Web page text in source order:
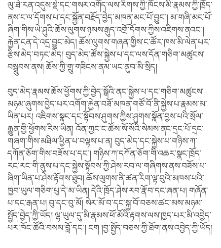
ལུ་ཐེ་རན་འདུས་སྡེ་དང་གསར་འགོད་ལས་རིགས་ཀྱི་ཁོངས་མི་རྣམས་ཀྱི་ཁྲོད་
ནས་ང་ལ་དོགས་པ་དང་སྐྱོན་བརྗོད་བྱེད་མཁན་མང་པོ་བྱུང་། མ་གཞི་མང་པོ་
ཞིག་གིས་ཡེ་ཤུའི་ཆོས་ལུགས་ཉམས་རྒུད་འགྲོ་དོགས་ཀྱིས་འཇིགས་ནའང་།
རྐྱེན་ངན་དེ་འདྲ་བྱུང་མེད། ཆོས་ལུགས་གཞན་གྱིས་ང་ཚོར་ཁས་མི་ལེན་པར་
རྩིས་མེད་བཏང་མེད། བུད་མེད་ཚོས་སྐྱེས་པ་དང་ལས་དོན་གཅིག་མཚུངས་
བསྒྲུབས་ནས། ཆོས་ཀྱི་གྲུ་གཟིངས་ནམ་ཡང་ནུབ་མི་སྲིད།
བུད་མེད་རྣམས་ཆོས་ཕྱོགས་ཀྱི་བྱེད་སྒོའི་ནང་སྐྱེས་པ་དང་གཅིག་མཚུངས་
མཉམ་ཞུགས་བྱེད་པར་འགོག་རྐྱེན་བཟོ་མཁན་གཙོ་བོ་ནི་སྐྱེས་པ་རྣམས་མ་
ཡིན་པར། འཇིགས་སྣང་དང་སྟོབས་ཤུགས་ཀྱིས་ཤུགས་སྣོན་བྱས་པའི་སྲོལ་
རྒྱུན་གྱི་ཕྱོགས་རིས་ཡིན། འོན་ཀྱང་ང་ཚོས་སོ་སོའི་སེམས་ནང་དྲང་པོ་དྲང་
གཞག་གིས་མཐིལ་ཕྱིན་པ་བལྟས་པ་ན། བུད་མེད་དང་སྐྱེས་པ་གཉིས་ཀ་
དཀོན་ཅོག་གིས་བཟོས་པ་དང་། གཉིས་ཀ་དཀོན་ཅོག་གི་འཆར་སྣང་ཁྲོད་
རང་རང་གི་ནུས་པ་དང་སྐྱེས་སྟོབས་ཀྱི་ཤེས་རབ་ལ་གཞིགས་ནས་བཟོས་པ་
ཞིག་ཡིན་པ་ཤེས་རྟོགས་ཐུབ། ཆོས་ལུགས་ནི་ཚན་རིག་ལྟ་བུའི་མཁས་པའི་
ཁྱབ་ཡུལ་གཅིག་པུ་དེ་མ་ཡིན། དེའི་ཁྲོད་ཤེས་རབ་རྣོ་བ་དང་ཞན་པ། གཞོན་
པ་དང་རྒན་པ། བུ་དང་བུ་མོ། སེར་མོ་བ་དང་སྐྱ་བོ་བཅས་ཚང་མས་མཉམ་
སྤྱོད་བྱེད་ཀྱི་ཡོད། ལྷ་ཡུལ་དུ་མི་རྣམས་ཕོ་མོའི་རྟགས་ལས་ཁྱད་པར་མི་འབྱེད་
པར་ཁོང་ཚོའི་བསམ་བློ་དང་། ངག །བྱ་སྤྱོད་བཅས་ཀྱི་ཐོག་ནས་འབྱེད་ཀྱི་ཡོད།